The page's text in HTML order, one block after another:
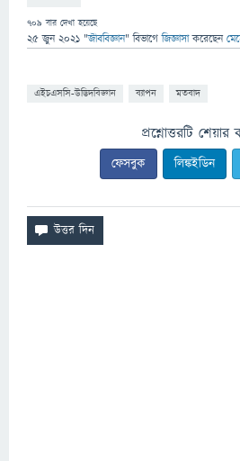
709 বার দেখা হয়েছে
25 জুন 2021 "জীববিজ্ঞান" বিভাগে জিজ্ঞাসাকরেছেন
এইচএসসি-উদ্ভিদবিজ্ঞান ব্যাপন মতবাদ
প্রশ্নোত্তরটি
ফেসবুক লিঙ্কইডিন